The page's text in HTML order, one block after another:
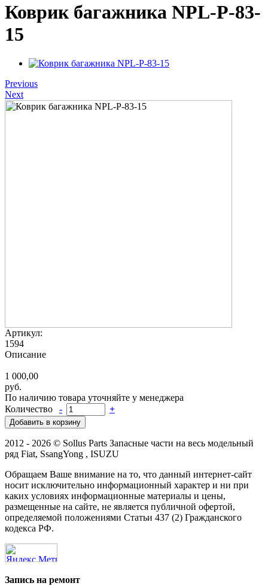
Коврик багажника NPL-P-83-
15
Previous
Next
Артикул:
1594
Описание
1 000,00
руб.
По наличию товара уточняйте у менеджера
Количество
- +
2012 - 2026 © Sollus Parts Запасные части на весь модельный
ряд Fiat, SsangYong , ISUZU
Обращаем Ваше внимание на то, что данный интернет-сайт
носит исключительно информационный характер и ни при
каких условиях информационные материалы и цены,
размещенные на сайте, не является публичной офертой,
определяемой положениями Статьи 437 (2) Гражданского
кодекса РФ.
Запись на ремонт